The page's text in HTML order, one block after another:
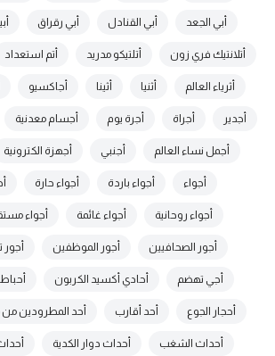
أبي الجعد أبي القنادل أبي رقراق
أتلانتيك فري زون أتلتيكو مدريد أتم استعداد
أثرياء العالم أثنيا أثينا أجاكسيو
أجدير أجراة أجرة يوم أجسام معدنية
أجمل نساء العالم أجنبي أجهزة الكترونية
أجواء أجواء باردة أجواء حارة
أجواء روحانية أجواء غائمة أجواء
أجور الصحافيين أجور الموظفين
أجي تهضم أحادي أكسيد الكربون أحباط
أحجار الجوع أحد أقارب أحد المطرودين من glovo
أحداث الشغب أحداث دوار الكدية